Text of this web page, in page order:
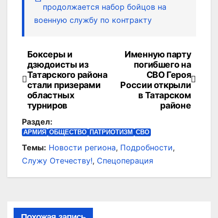
продолжается набор бойцов на
военную службу по контракту
Навигация
по
записям
Именную парту
погибшего на
СВО Героя
России открыли
в Татарском
районе
Боксеры и
дзюдоисты из
Татарского района
стали призерами
областных
турниров
Раздел:
АРМИЯ ОБЩЕСТВО ПАТРИОТИЗМ СВО
Темы: Новости региона, Подробности,
Служу Отечеству!, Спецоперация